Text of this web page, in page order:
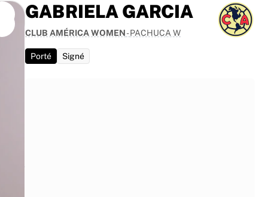
GABRIELA GARCIA
CLUB AMÉRICA WOMEN-PACHUCA W
Porté Signé